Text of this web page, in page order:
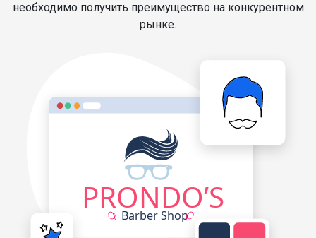
необходимо получить преимущество на конкурентном
рынке.